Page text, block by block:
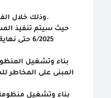
وذلك خلال الفترة من 9 إلى 20 مارس 2025.
حيث سيتم تنفيذ
المبنى على المخاطر